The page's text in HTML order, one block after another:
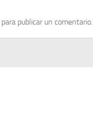
para publicar un comentario.